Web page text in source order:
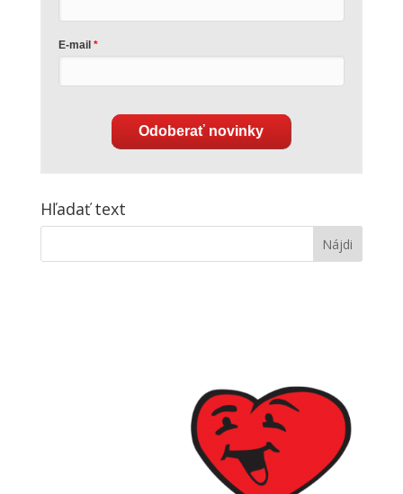
E-mail
Odoberať novinky
Hľadať text